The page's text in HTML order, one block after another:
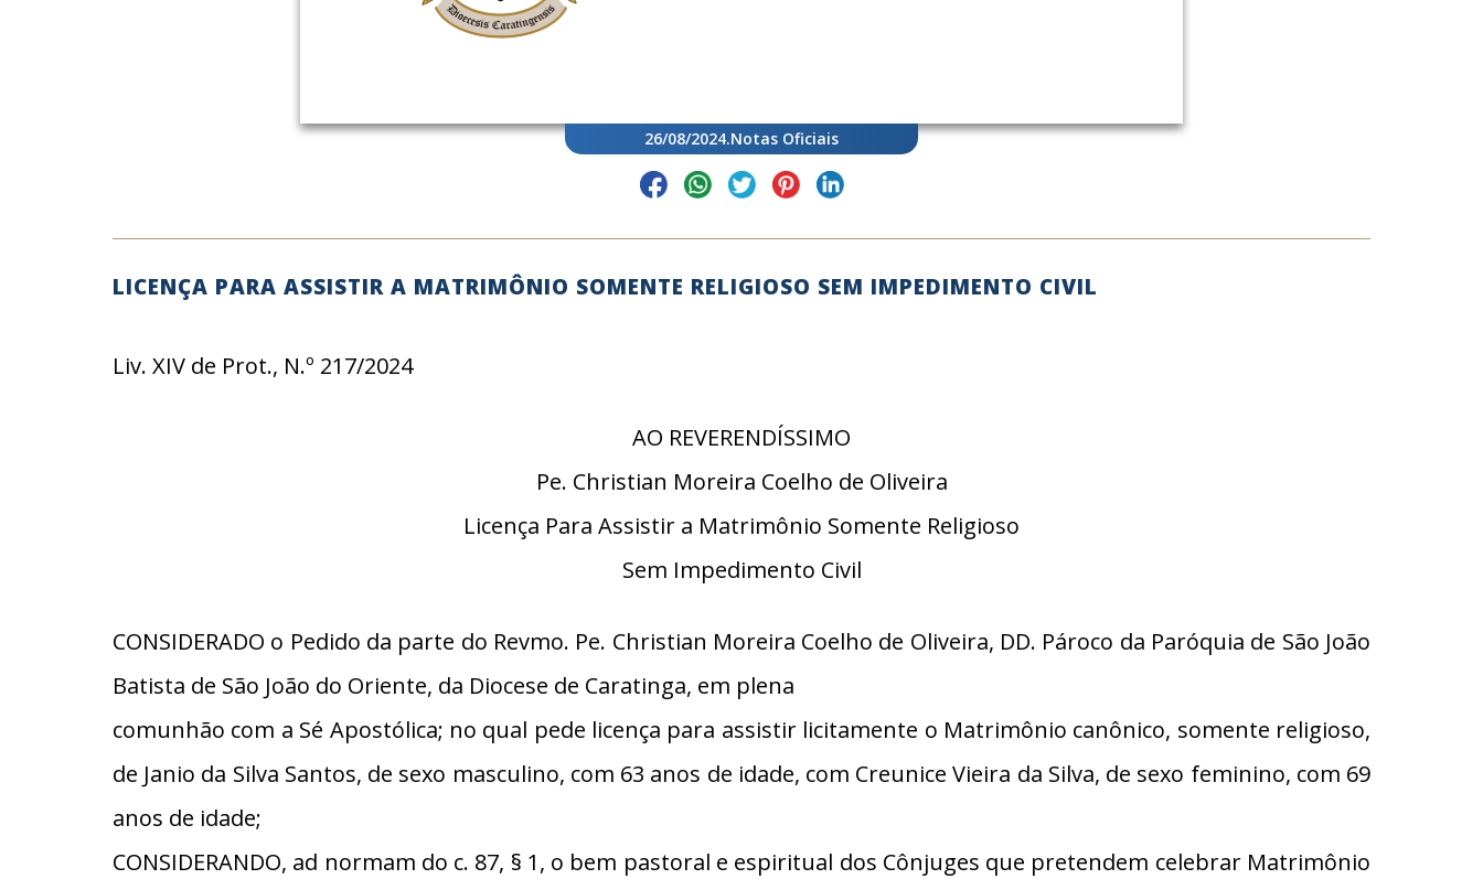
26/08/2024.Notas Oficiais
LICENÇA PARA ASSISTIR A MATRIMÔNIO SOMENTE RELIGIOSO SEM IMPEDIMENTO CIVIL
Liv. XIV de Prot., N.º 217/2024
AO REVERENDÍSSIMO
Pe. Christian Moreira Coelho de Oliveira
Licença Para Assistir a Matrimônio Somente Religioso
Sem Impedimento Civil
CONSIDERADO o Pedido da parte do Revmo. Pe. Christian Moreira Coelho de Oliveira, DD. Pároco da Paróquia de São João
Batista de São João do Oriente, da Diocese de Caratinga, em plena
comunhão com a Sé Apostólica; no qual pede licença para assistir licitamente o Matrimônio canônico, somente religioso,
de Janio da Silva Santos, de sexo masculino, com 63 anos de idade, com Creunice Vieira da Silva, de sexo feminino, com 69
anos de idade;
CONSIDERANDO, ad normam do c. 87, § 1, o bem pastoral e espiritual dos Cônjuges que pretendem celebrar Matrimônio